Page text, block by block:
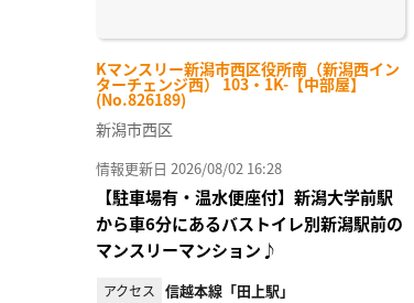
Kマンスリー新潟市西区役所南（新潟西イン
ターチェンジ西） 103・1K-【中部屋】
(No.826189)
新潟市西区
情報更新日 2026/08/02 16:28
【駐車場有・温水便座付】新潟大学前駅
から車6分にあるバストイレ別新潟駅前の
マンスリーマンション♪
アクセス 信越本線「田上駅」